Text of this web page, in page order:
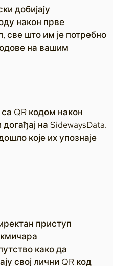
добијају
након прве
све што им је потребно
на вашим
QR кодом након
на SidewaysData.
које их упознаје
приступ
како да
свој лични QR код